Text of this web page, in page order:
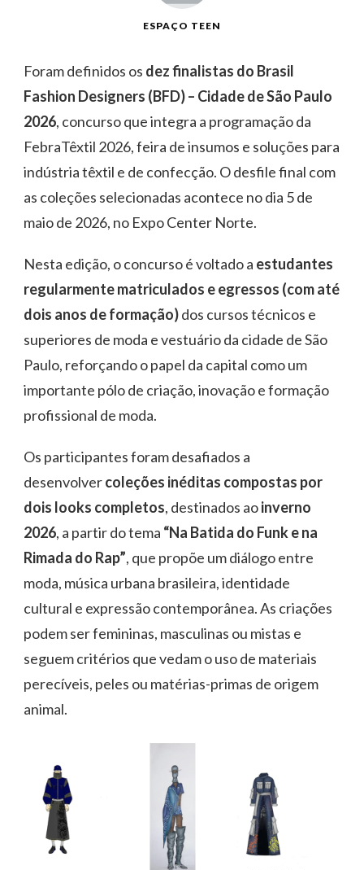
ESPAÇO TEEN
Foram definidos os dez finalistas do Brasil
Fashion Designers (BFD) – Cidade de São Paulo
2026, concurso que integra a programação da
FebraTêxtil 2026, feira de insumos e soluções para
indústria têxtil e de confecção. O desfile final com
as coleções selecionadas acontece no dia 5 de
maio de 2026, no Expo Center Norte.
Nesta edição, o concurso é voltado a estudantes
regularmente matriculados e egressos (com até
dois anos de formação)dos cursos técnicos e
superiores de moda e vestuário da cidade de São
Paulo, reforçando o papel da capital como um
importante pólo de criação, inovação e formação
profissional de moda.
Os participantes foram desafiados a
desenvolvercoleções inéditas compostas por
dois looks completos, destinados aoinverno
2026, a partir do tema “Na Batida do Funk e na
Rimada do Rap”, que propõe um diálogo entre
moda, música urbana brasileira, identidade
cultural e expressão contemporânea. As criações
podem ser femininas, masculinas ou mistas e
seguem critérios que vedam o uso de materiais
perecíveis, peles ou matérias-primas de origem
animal.